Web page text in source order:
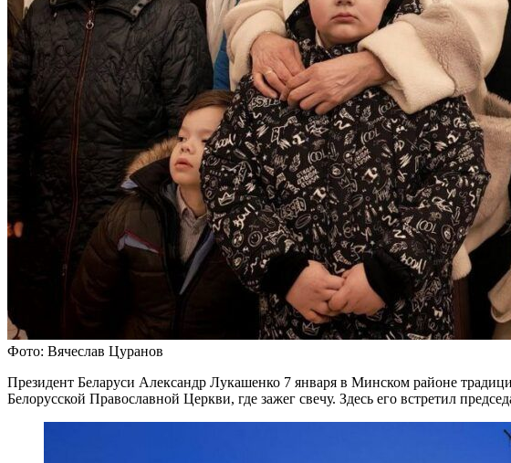
Фото: Вячеслав Цуранов
Президент Беларуси Александр Лукашенко 7 января в Минском районе
Белорусской Православной Церкви, где зажег свечу. Здесь его встретил